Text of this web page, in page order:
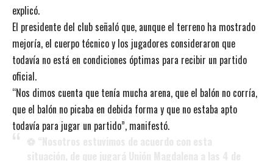
explicó.
El presidente del club señaló que, aunque el terreno ha mostrado
mejoría, el cuerpo técnico y los jugadores consideraron que
todavía no está en condiciones óptimas para recibir un partido
oficial.
“Nos dimos cuenta que tenía mucha arena, que el balón no corría,
que el balón no picaba en debida forma y que no estaba apto
todavía para jugar un partido”, manifestó.